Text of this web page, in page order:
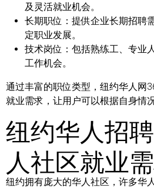
及灵活就业机会。
长期职位： 提供企业长期招聘
定职业发展。
技术岗位： 包括熟练工、专业
工作机会。
通过丰富的职位类型，纽约华人网
就业需求，让用户可以根据自身情
纽约华人招
人社区就业
纽约拥有庞大的华人社区，许多华